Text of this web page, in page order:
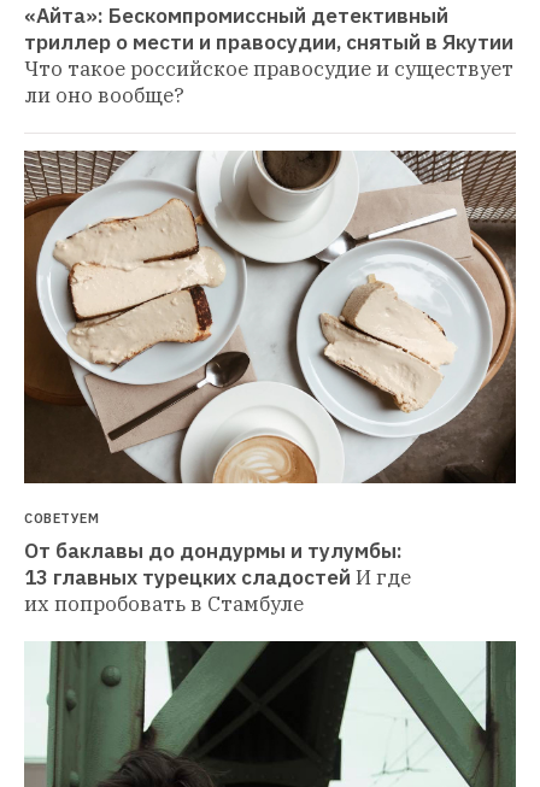
«Айта»: Бескомпромиссный детективный
триллер о мести и правосудии, снятый в Якутии
Что такое российское правосудие и существует
ли оно вообще?
СОВЕТУЕМ
От баклавы до дондурмы и тулумбы:
13 главных турецких сладостей И где
их попробовать в Стамбуле